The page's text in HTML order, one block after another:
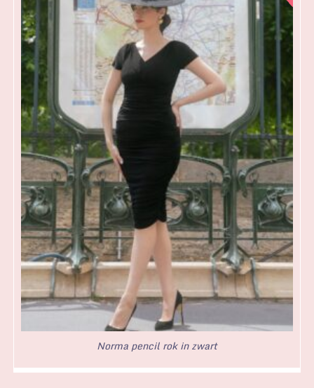
Norma pencil rok in zwart